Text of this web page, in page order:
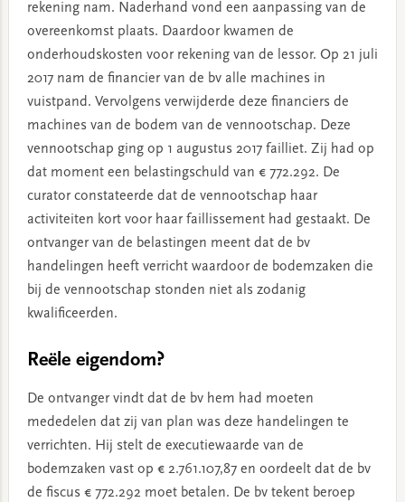
rekening nam. Naderhand vond een aanpassing van de
overeenkomst plaats. Daardoor kwamen de
onderhoudskosten voor rekening van de lessor. Op 21 juli
2017 nam de financier van de bv alle machines in
vuistpand. Vervolgens verwijderde deze financiers de
machines van de bodem van de vennootschap. Deze
vennootschap ging op 1 augustus 2017 failliet. Zij had op
dat moment een belastingschuld van € 772.292. De
curator constateerde dat de vennootschap haar
activiteiten kort voor haar faillissement had gestaakt. De
ontvanger van de belastingen meent dat de bv
handelingen heeft verricht waardoor de bodemzaken die
bij de vennootschap stonden niet als zodanig
kwalificeerden.
Reële eigendom?
De ontvanger vindt dat de bv hem had moeten
mededelen dat zij van plan was deze handelingen te
verrichten. Hij stelt de executiewaarde van de
bodemzaken vast op € 2.761.107,87 en oordeelt dat de bv
de fiscus € 772.292 moet betalen. De bv tekent beroep